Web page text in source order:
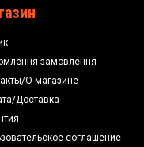
замовлення
О магазине
Доставка
соглашение